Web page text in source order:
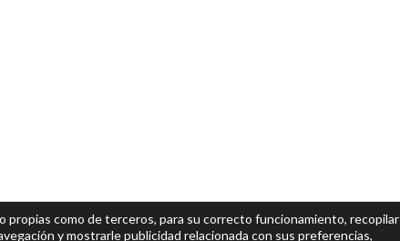
propias como de terceros, para su correcto funcionamiento, recopilar
y mostrarle publicidad relacionada con sus preferencias,